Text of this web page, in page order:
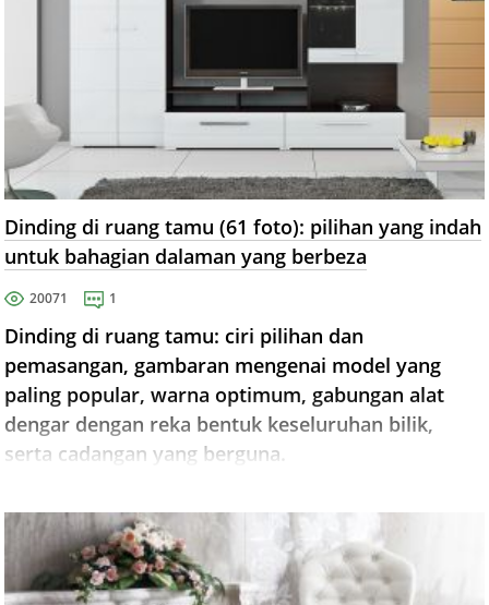
Dinding di ruang tamu (61 foto): pilihan yang indah
untuk bahagian dalaman yang berbeza
20071 1
Dinding di ruang tamu: ciri pilihan dan
pemasangan, gambaran mengenai model yang
paling popular, warna optimum, gabungan alat
dengar dengan reka bentuk keseluruhan bilik,
serta cadangan yang berguna.